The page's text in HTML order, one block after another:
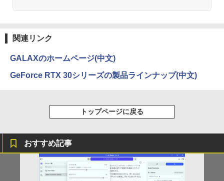
強炭酸水 ペットボトル 500ミリリットル (Sm
art Basic)
コカ・コーラ やかんの麦茶 from 爽健美茶 ラ
ベルレス 650mlPET×24本
￥572
版ビッグガンガンコミックス)
￥810
関連リンク
GALAXのホームページ(中文)
GeForce RTX 30シリーズの製品ラインナップ(中文)
トップページに戻る
おすすめ記事